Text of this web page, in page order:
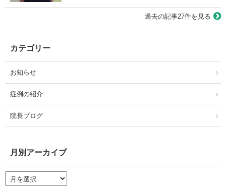
過去の記事27件を見る
カテゴリー
お知らせ
症例の紹介
院長ブログ
月別アーカイブ
月
別